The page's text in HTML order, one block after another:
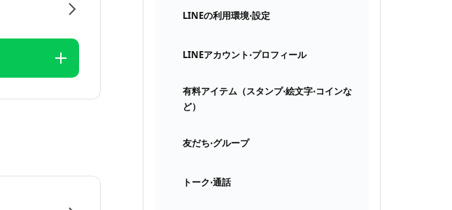
LINEの利用環境⋅設定
LINEアカウント⋅プロフィール
有料アイテム（スタンプ⋅絵文字⋅コインな
ど）
友だち⋅グループ
トーク⋅通話